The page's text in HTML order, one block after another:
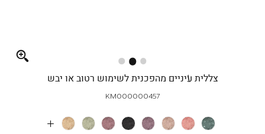
Full
צללית עיניים מהפכנית לשימוש רטוב או יבש
KM000000457
More